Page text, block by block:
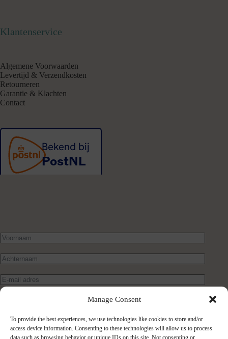
Manage Consent
To provide the best experiences, we use technologies like cookies to store and/or
access device information. Consenting to these technologies will allow us to process
data such as browsing behavior or unique IDs on this site. Not consenting or
Klantenservice
Algemene Voorwaarden
Levertijd & Verzendkosten
Retourneren
Garantie & Klachten
Contact